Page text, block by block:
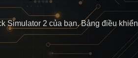
Simulator 2 của bạn. Bảng điều khiển